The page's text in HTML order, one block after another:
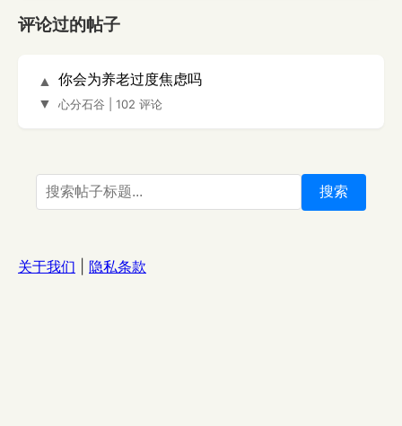
评论过的帖子
▲
▼
你会为养老过度焦虑吗
心分石谷 102 评论
搜索
关于我们 隐私条款